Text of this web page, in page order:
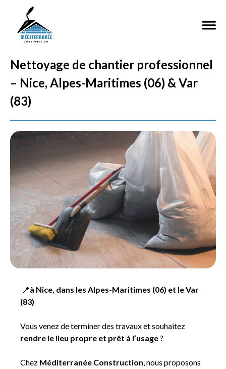
Nettoyage de chantier professionnel
– Nice, Alpes-Maritimes (06) & Var
(83)
📍à Nice, dans les Alpes-Maritimes (06) et le Var
(83)
Vous venez de terminer des travaux et souhaitez
rendre le lieu propre et prêt à l’usage?
Chez Méditerranée Construction, nous proposons